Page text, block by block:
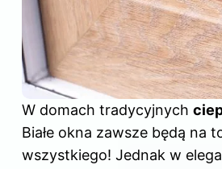
W domach tradycyjnych
Białe okna zawsze będą na
wszystkiego! Jednak w